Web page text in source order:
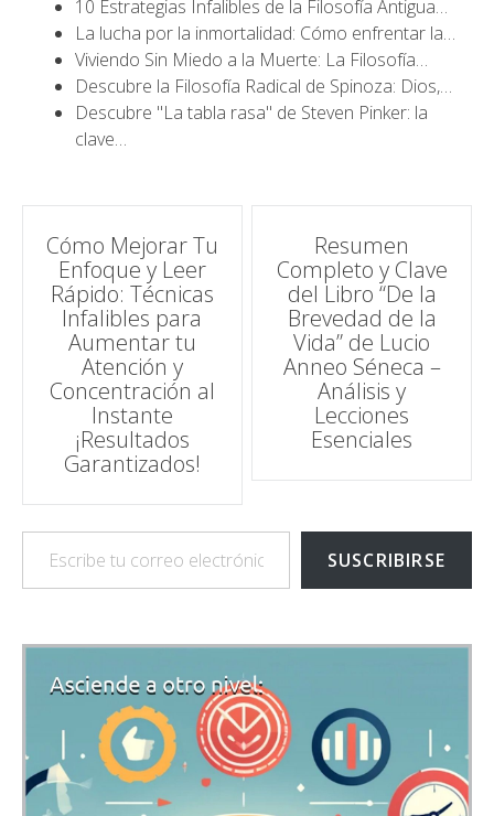
10 Estrategias Infalibles de la Filosofía Antigua…
La lucha por la inmortalidad: Cómo enfrentar la…
Viviendo Sin Miedo a la Muerte: La Filosofía…
Descubre la Filosofía Radical de Spinoza: Dios,…
Descubre "La tabla rasa" de Steven Pinker: la
clave…
Navegación
de
entradas
Cómo Mejorar Tu
Enfoque y Leer
Rápido: Técnicas
Infalibles para
Aumentar tu
Atención y
Concentración al
Instante
¡Resultados
Garantizados!
Resumen
Completo y Clave
del Libro “De la
Brevedad de la
Vida” de Lucio
Anneo Séneca –
Análisis y
Lecciones
Esenciales
Escribe tu correo electrónico…
SUSCRIBIRSE